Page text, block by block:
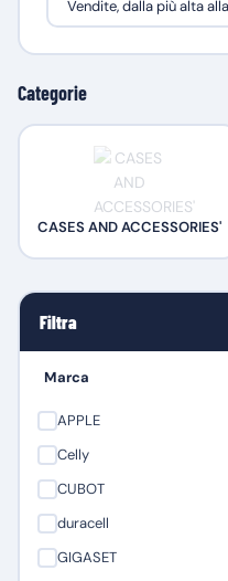
Categorie
CASES AND ACCESSORIES'
Filtra
Marca
APPLE
Celly
CUBOT
duracell
GIGASET